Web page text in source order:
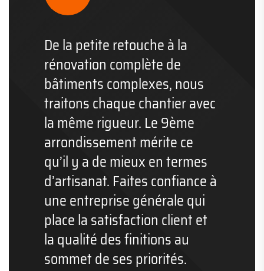
De la petite retouche à la
rénovation complète de
bâtiments complexes, nous
traitons chaque chantier avec
la même rigueur. Le 9ème
arrondissement mérite ce
qu’il y a de mieux en termes
d’artisanat. Faites confiance à
une entreprise générale qui
place la satisfaction client et
la qualité des finitions au
sommet de ses priorités.